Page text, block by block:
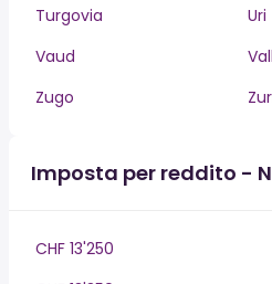
Turgovia
Uri
Vaud
Zugo
Imposta per reddito -
CHF 13'250